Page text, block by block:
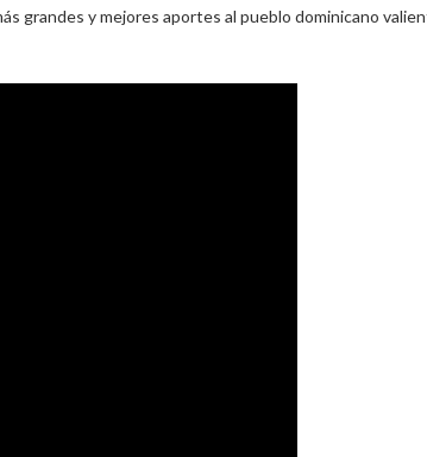
grandes y mejores aportes al pueblo dominicano